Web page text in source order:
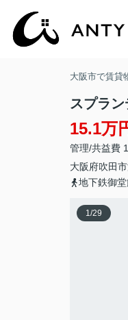
大阪市で賃貸
スプラ
15.1万
管理/共益費
大阪府吹田市
地下鉄御
1/29